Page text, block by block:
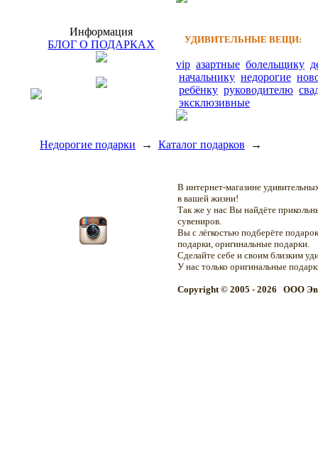
Информация
БЛОГ О ПОДАРКАХ
УДИВИТЕЛЬНЫЕ ВЕЩИ:
vip азартные болельщику
начальнику недорогие
ребёнку руководителю
эксклюзивные
Недорогие подарки → Каталог подарков →
В интернет-магазине
в вашей жизни!
Так же у нас Вы найдёте
сувениров.
Вы с лёгкостью подберёте
подарки, оригинальные подарки.
Сделайте себе и своим близким
У нас только оригинальные
Copyright © 2005 - 2026 OOO